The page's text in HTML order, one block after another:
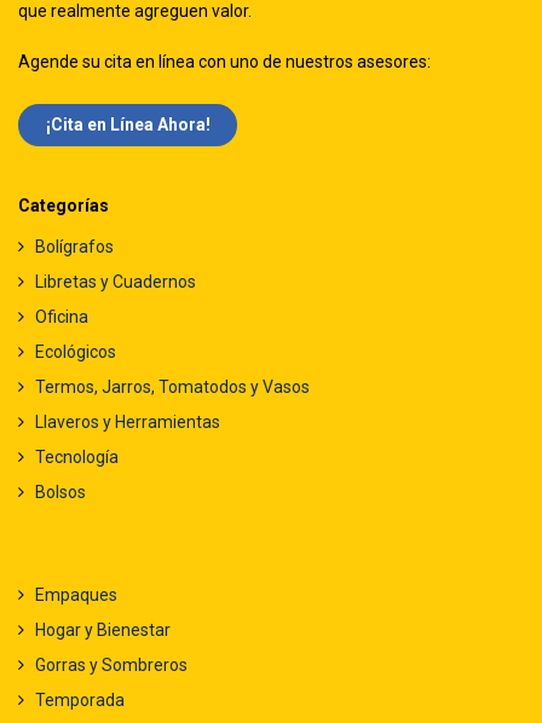
que realmente agreguen valor.
Agende su cita en línea con uno de nuestros asesores:
¡Cita en Línea Ah​​ora!
Categorías
Bolígrafos
Libretas y Cuadernos
Oficina
Ecológicos
Termos, Jarros, Tomatodos y Vasos
Llaveros y Herramientas
Tecnología
Bolsos
Empaques
Hogar y Bienestar
Gorras y Sombreros
Temporada